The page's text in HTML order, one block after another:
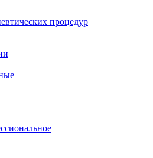
процедур